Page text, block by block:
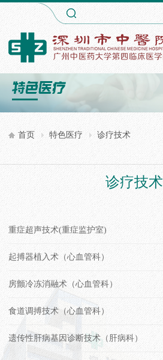
首页 特色医疗 诊疗技术
诊疗技术
重症超声技术(重症监护室)
起搏器植入术（心血管科）
房颤冷冻消融术（心血管科）
食道调搏技术​（心血管科）
​遗传性肝病基因诊断技术（肝病科）